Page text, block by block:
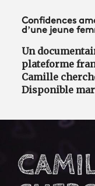
Confidences
d’une jeune
Un
plateforme
Camille
Disponible